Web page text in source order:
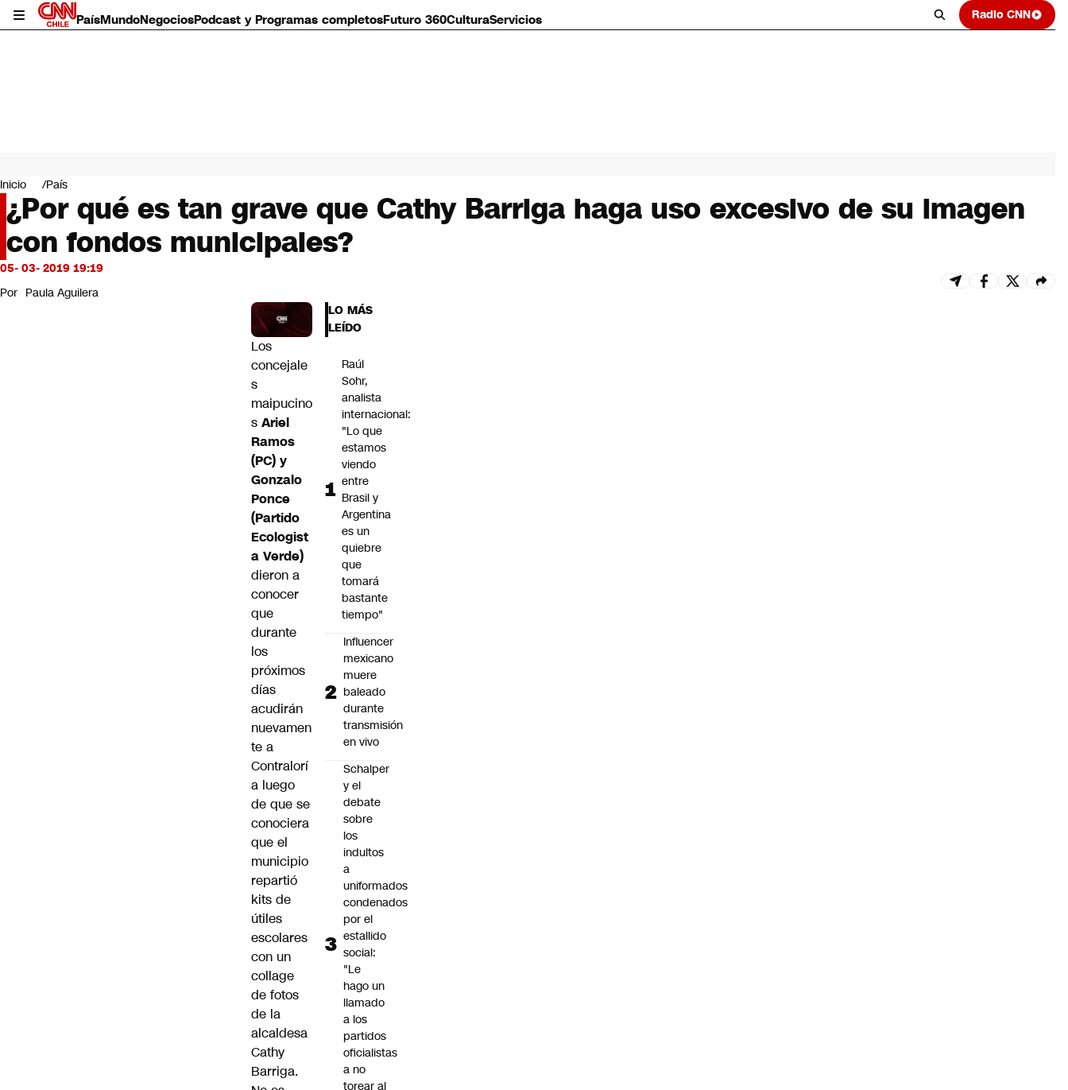
PaísMundoNegociosPodcast y Programas completosFuturo 360CulturaServicios Radio CNN
Mundo
Negocios
Deportes
Programas completos
Cultura
Servicios
Bits
CNN Data
Inicio País
¿Por qué es tan grave que Cathy Barriga haga uso excesivo de su imagen
con fondos municipales?
05- 03- 2019 19:19
Por Paula Aguilera
Los
concejale
s
maipucino
s Ariel
Ramos
(PC) y
Gonzalo
Ponce
(Partido
Ecologist
a Verde)
dieron a
conocer
que
durante
los
próximos
días
acudirán
nuevamen
te a
Contralorí
a luego
de que se
conociera
que el
municipio
repartió
kits de
útiles
escolares
con un
collage
de fotos
de la
alcaldesa
Cathy
Barriga.
LO MÁS
LEÍDO
Raúl
Sohr,
analista
internacional:
"Lo que
estamos
viendo
entre
Brasil y
Argentina
es un
quiebre
que
tomará
bastante
tiempo"
Influencer
mexicano
muere
baleado
durante
transmisión
en vivo
Schalper
y el
debate
sobre
los
indultos
a
uniformados
condenados
por el
estallido
social:
"Le
hago un
llamado
a los
partidos
oficialistas
a no
torear al